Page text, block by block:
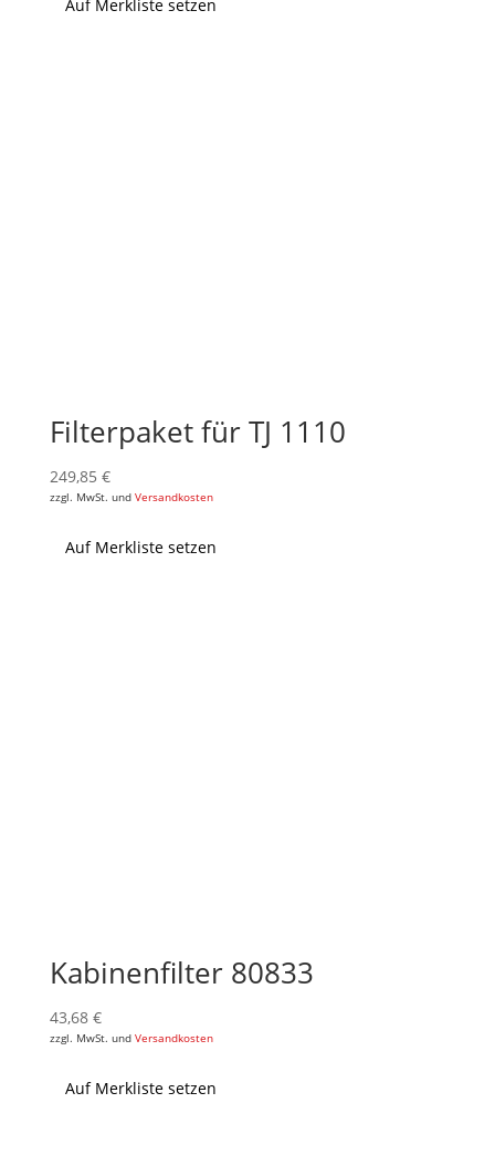
Auf Merkliste setzen
Filterpaket für TJ 1110
249,85 €
zzgl. MwSt. und Versandkosten
Auf Merkliste setzen
Kabinenfilter 80833
43,68 €
zzgl. MwSt. und Versandkosten
Auf Merkliste setzen